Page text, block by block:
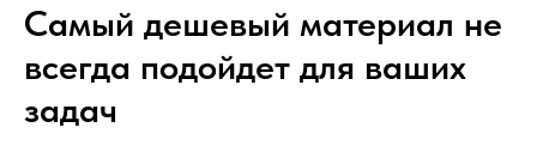
Самый дешевый материал не
всегда подойдет для ваших
задач